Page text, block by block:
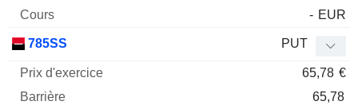
- EUR
785SS PUT
65,78 €
65,78